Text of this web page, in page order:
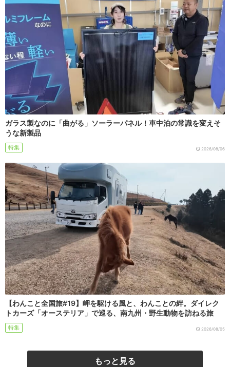
ガラス製なのに「曲がる」ソーラーパネル！車中泊の常識を変えそ
うな新製品
特集 2026/08/06
【わんこと全国旅#19】岬を駆ける風と、わんことの絆。ダイレク
トカーズ「オーステリア」で巡る、南九州・野生動物を訪ねる旅
特集 2026/08/05
もっと見る